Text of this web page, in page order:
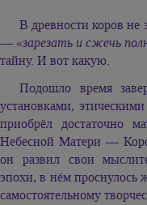
В древности коров не
— «зарезать и сжечь
тайну. И вот какую.
Подошло время
установками,
приобрёл достаточно
Небесной Матери —
он развил свои
эпохи, в нём проснулось
самостоятельному